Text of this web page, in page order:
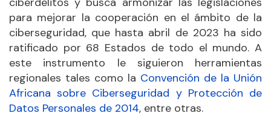
para mejorar la cooperación en el ámbito de la
ciberseguridad, que hasta abril de 2023 ha sido
ratificado por 68 Estados de todo el mundo. A
este instrumento le siguieron herramientas
regionales tales como la Convención de la Unión
Africana sobre Ciberseguridad y Protección de
Datos Personales de 2014, entre otras.